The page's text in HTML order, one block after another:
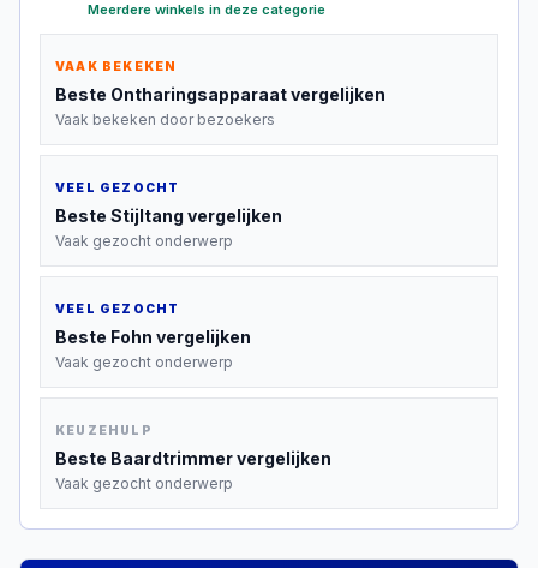
Meerdere winkels in deze categorie
VAAK BEKEKEN
Beste Ontharingsapparaatvergelijken
Vaak bekeken door bezoekers
VEEL GEZOCHT
Beste Stijltang vergelijken
Vaak gezocht onderwerp
VEEL GEZOCHT
Beste Fohn vergelijken
Vaak gezocht onderwerp
KEUZEHULP
Beste Baardtrimmervergelijken
Vaak gezocht onderwerp